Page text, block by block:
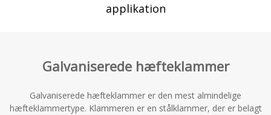
applikation​​​​​
Galvaniserede hæfteklammer
Galvaniserede hæfteklammer er den mest almindelige
hæfteklammertype. Klammeren er en stålklammer, der er belagt